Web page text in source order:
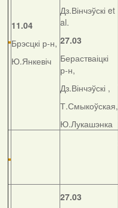
11.04
Брэсцкі р-н,
Ю.Янкевіч
Дз.Вінчэўскі et
al.
27.03
Берастваіцкі
р-н,
Дз.Вінчэўскі ,
Т.Смыкоўская,
Ю.Лукашэнка
27.03